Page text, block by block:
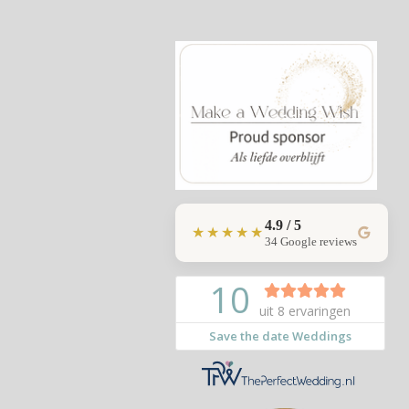
★★★★★4.9 / 5
34 Google reviews